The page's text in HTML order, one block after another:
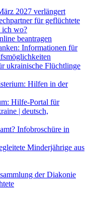
2027 verlängert
für geflüchtete
ich wo?
beantragen
Informationen für
ukrainische Flüchtlinge
Hilfen in der
Hilfe-Portal für
| deutsch,
Infobroschüre in
Minderjährige aus
der Diakonie